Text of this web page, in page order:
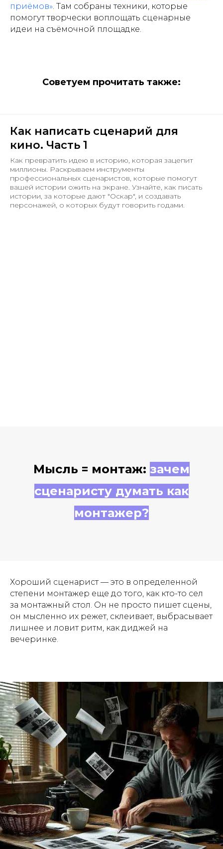
приёмов». Там собраны техники, которые
помогут творчески воплощать сценарные
идеи на съёмочной площадке.
Советуем прочитать также:
Как написать сценарий для
кино. Часть 1
Как превратить идею в историю, которая зацепит
миллионы. Раскрываем инструменты
профессиональных сценаристов, которые помогут
вашей истории ожить на экране. Узнайте, как писать
истории, за которые дают "Оскар", и создавать
персонажей, о которых будут говорить годами.
Мысль = монтаж: зачем
сценаристу думать как
монтажер?
Хороший сценарист — это в определенной
степени монтажер еще до того, как кто-то сел
за монтажный стол. Он не просто пишет сцены,
он мысленно их режет, склеивает, выбрасывает
лишнее и ловит ритм, как диджей на
вечеринке.